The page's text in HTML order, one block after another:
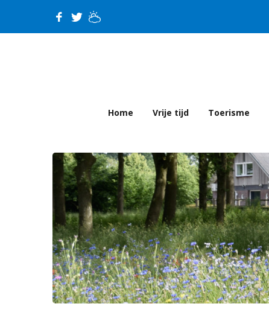
Home Vrije tijd Toerisme